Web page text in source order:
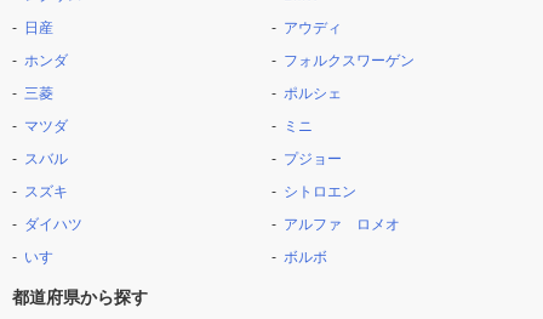
日産
ホンダ
三菱
マツダ
スバル
スズキ
ダイハツ
いすゞ
アウディ
フォルクスワーゲン
ポルシェ
ミニ
プジョー
シトロエン
アルファ ロメオ
ボルボ
都道府県から探す